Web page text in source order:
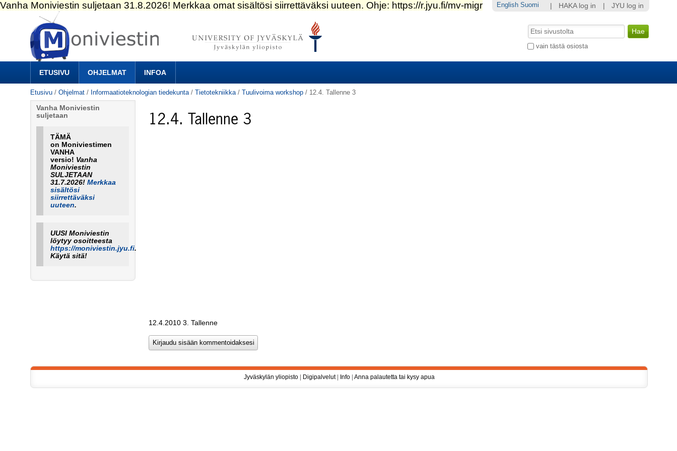
Siirry
sisältöön.
|
Siirry
navigointiin
ETUSIVU OHJELMAT INFOA
Hae
vain tästä osiosta
Laajennettu
Etusivu /Ohjelmat / Informaatioteknologian tiedekunta /Tietotekniikka /Tuulivoima workshop / 12.4. Tallenne 3
12.4. Tallenne 3
12.4.2010 3. Tallenne
Vanha Moniviestin
suljetaan
TÄMÄ
on Moniviestimen
VANHA
versio! Vanha
Moniviestin
SULJETAAN
31.7.2026! Merkkaa
sisältösi
siirrettäväksi
uuteen.
UUSI Moniviestin
löytyy osoitteesta
https://moniviestin.jyu.fi.
Käytä sitä!
HAKA log in JYU log in
English Suomi
Jyväskylän yliopisto| Digipalvelut| Info| Anna palautetta tai kysy apua